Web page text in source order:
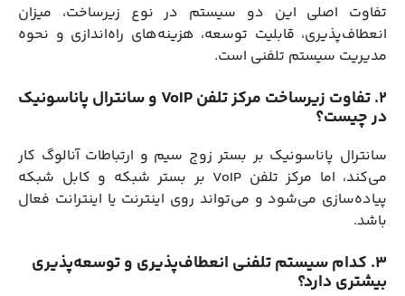
تفاوت اصلی این دو سیستم در نوع زیرساخت، میزان
انعطاف‌پذیری، قابلیت توسعه، هزینه‌های راه‌اندازی و نحوه
مدیریت سیستم تلفنی است.
2. تفاوت زیرساخت مرکز تلفن VoIP و سانترال پاناسونیک
در چیست؟
سانترال پاناسونیک بر بستر زوج سیم و ارتباطات آنالوگ کار
می‌کند، اما مرکز تلفن VoIP بر بستر شبکه و کابل شبکه
پیاده‌سازی می‌شود و می‌تواند روی اینترنت یا اینترانت فعال
باشد.
3. کدام سیستم تلفنی انعطاف‌پذیری و توسعه‌پذیری
بیشتری دارد؟